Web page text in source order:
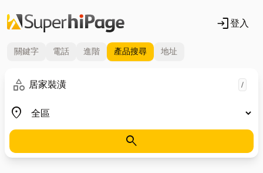
login登入
關鍵字 電話 進階 產品搜尋 地址
category
關鍵字 /
place
地區
search